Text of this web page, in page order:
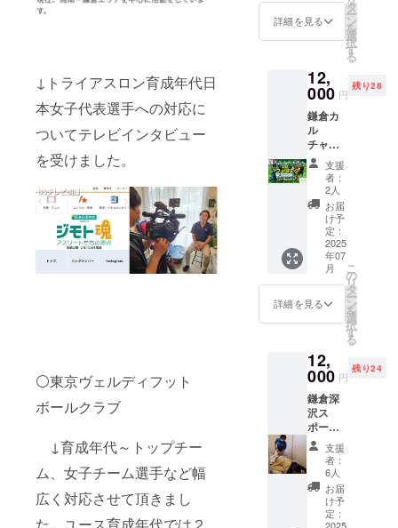
↓トライアスロン育成年代日
本女子代表選手への対応に
ついてテレビインタビュー
を受けました。
⚪東京ヴェルディフット
ボールクラブ
↓育成年代～トップチー
ム、女子チーム選手など幅
広く対応させて頂きまし
た。ユース育成年代では２
7月1日
から
7月末ま
供方法:
プロ
ジェク
ト終了
後、ご
登録の
メール
アドレ
スへ順
次お送
りいた
しま
す。 *
継続利
2025年
8月以降
は、本
コンテ
了後に
メール
にてご
案内す
るビジ
ネス
LINEよ
りお申
し込み
スト
レッチ
（30分
身機
能、そ
して
脳・
体・心
の総合
的な調
整を目
指しま
す。
レッス
ンは、
参加者
それぞ
れの状
況に合
わせて
刺激量
を調整
ら進め
られま
す。
【参加
に関す
るご案
内】 *
開催日
時につ
いて: ご
都合が
合わな
たしま
す。
ホーム
ページ
→https:
ech.1w
eb.jp/ ＊
レッス
ンにご
参加い
ただく
にあた
り、怪
我、体
調不良
による
欠席、
車の事
故、施
設まで
中、駐
車対応
レッス
ン中、
外に生
じるい
かなる
問題、
および
それに
起因す
る損害
（直接
的、間
接的を
調整す
る「体
チ」を
30分
間。合
計55分
間の
ベース
エクサ
サイズ
を中心
に、毎
回参加
者の状
況に応
じて刺
激量を
調整し
なが
ンをし
て行き
開催日
時にて
ご都合
がつか
ない場
合は、
当日の
記録動
画にて
ンディ
ショニ
ング オ
ンライ
ミュニ
ティ会
のご案
内
MRSTC
ヒュー
マンコ
ンディ
ショニ
ング代
表の松
村と、
月1回の
オンラ
インコ
ミュニ
ティ会
の会
は、今
回のク
ラウド
ファン
ディン
グ活動
報告や
今後の
状況に
ついて
皆さま
詳細を見る
タ
ー
ン
を
選
択
す
る
12,
000 円
残り28
鎌倉カ
ル
チャー
セン
ター
フィジ
テク1ヶ
月フ
リーパ
ス(1名)
＊2025
年7月～
9月末の
いずれ
かの1ヶ
月間を
頂き、
その1ヶ
月間が
レッス
ンフ
リーパ
スにな
りま
す。
【フィ
ジテク
につい
支援
者：
2人
お届
け予
定：
2025
年07
月
詳細を見る
こ
の
リ
タ
ー
ン
を
選
択
す
る
12,
000 円
残り24
鎌倉深
沢ス
ポーツ
鍼灸
マッ
サージ
院施術
対応(3
回分) 1
支援
者：
6人
お届
け予
定：
2025